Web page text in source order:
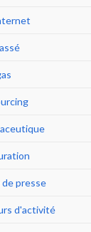
de presse
d'activité